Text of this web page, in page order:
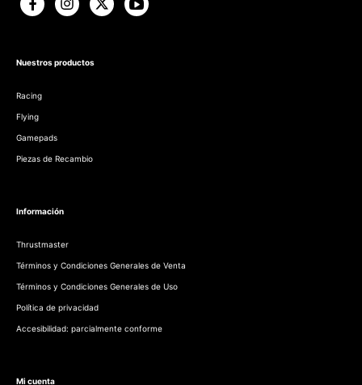
Nuestros productos
Racing
Flying
Gamepads
Piezas de Recambio
Información
Thrustmaster
Términos y Condiciones Generales de Venta
Términos y Condiciones Generales de Uso
Política de privacidad
Accesibilidad: parcialmente conforme
Mi cuenta